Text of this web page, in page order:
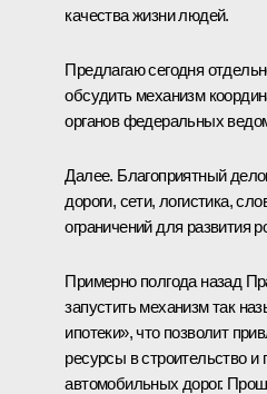
качества жизни людей.
Предлагаю сегодня
обсудить механизм
органов федеральных
Далее. Благоприятный
дороги, сети, логистика,
ограничений для развития
Примерно полгода назад
запустить механизм так
ипотеки», что позволит
ресурсы в строительство
автомобильных дорог.